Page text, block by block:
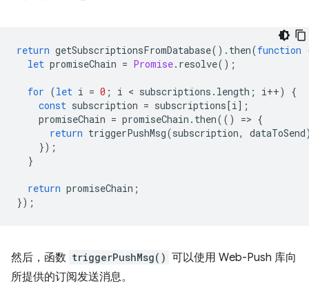
return getSubscriptionsFromDatabase(). then(function
let promiseChain = Promise. resolve();
for (let i = 0 ; i < subscriptions . length ; i++)
{
const subscription = subscriptions[i ];
promiseChain = promiseChain . then(() => {
return triggerPushMsg(subscription, dataToSend
});
}
return promiseChain ;
});
然后，函数 triggerPushMsg() 可以使用 Web-Push 库向
所提供的订阅发送消息。